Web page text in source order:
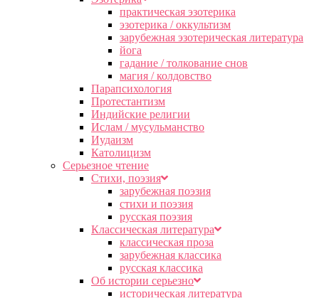
практическая эзотерика
эзотерика / оккультизм
зарубежная эзотерическая литература
йога
гадание / толкование снов
магия / колдовство
Парапсихология
Протестантизм
Индийские религии
Ислам / мусульманство
Иудаизм
Католицизм
Серьезное чтение
Cтихи, поэзия
зарубежная поэзия
стихи и поэзия
русская поэзия
Классическая литература
классическая проза
зарубежная классика
русская классика
Об истории серьезно
историческая литература